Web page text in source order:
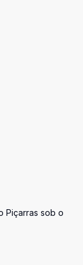
Piçarras sob o